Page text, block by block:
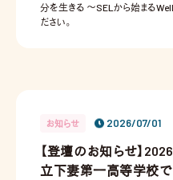
分を生きる ～SELから始まる
ださい。
お知らせ 2026/07/01
【登壇のお知らせ】
立下妻第一高等学校で